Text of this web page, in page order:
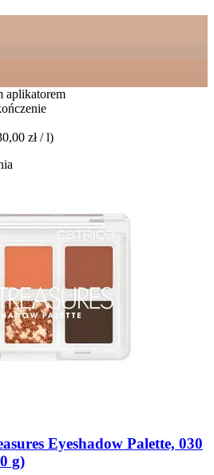
aplikatorem
zł / l)
Eyeshadow Palette, 030
g)